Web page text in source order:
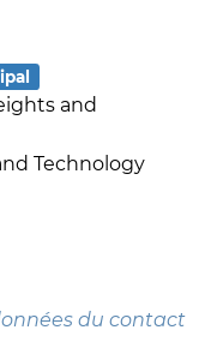
and
Technology
du contact